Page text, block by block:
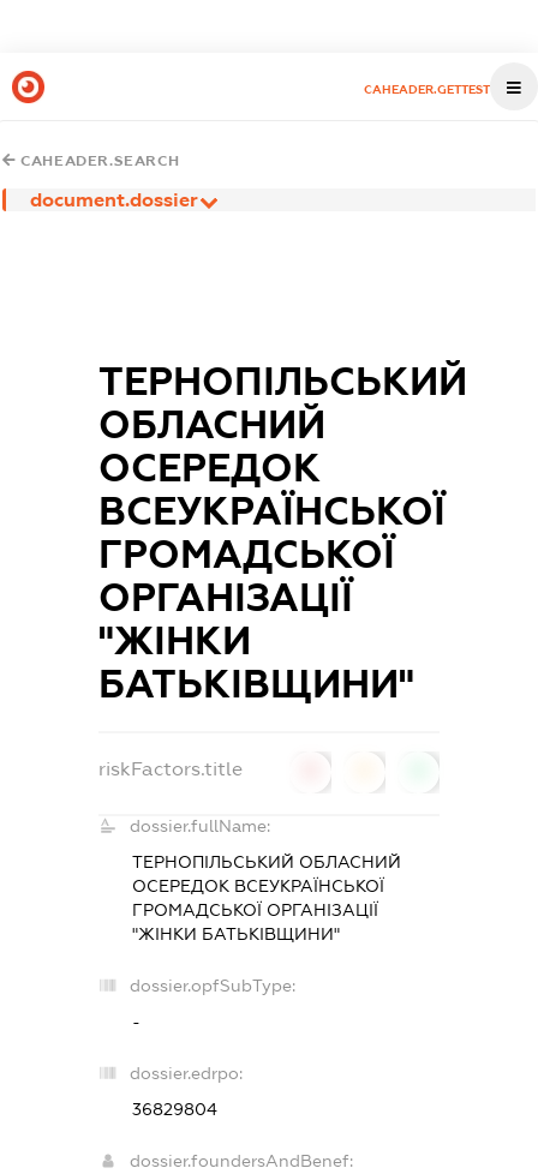
CAHEADER.GETTEST
CAHEADER.SEARCH
document.dossier
ТЕРНОПІЛЬСЬКИЙ
ОБЛАСНИЙ
ОСЕРЕДОК
ВСЕУКРАЇНСЬКОЇ
ГРОМАДСЬКОЇ
ОРГАНІЗАЦІЇ
"ЖІНКИ
БАТЬКІВЩИНИ"
riskFactors.title
dossier.fullName:
ТЕРНОПІЛЬСЬКИЙ ОБЛАСНИЙ
ОСЕРЕДОК ВСЕУКРАЇНСЬКОЇ
ГРОМАДСЬКОЇ ОРГАНІЗАЦІЇ
"ЖІНКИ БАТЬКІВЩИНИ"
dossier.opfSubType:
-
dossier.edrpo:
36829804
dossier.foundersAndBenef: